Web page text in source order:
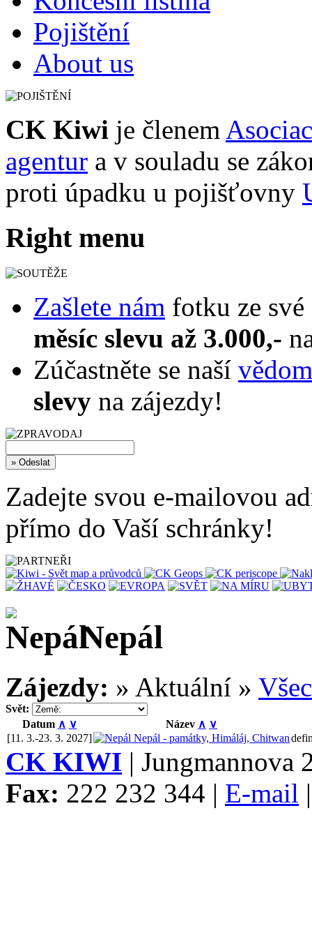
Pojištění
About us
CK Kiwi je členem
agentur a v souladu se
proti úpadku u pojišťovny
Right menu
Zašlete nám fotku ze
měsíc slevu až 3.000,-
Zúčastněte se naší
slevy na zájezdy!
Zadejte svou e-mailovou
přímo do Vaší schránky!
Nepál
Zájezdy: » Aktuální »
Svět:
Datum ∧ ∨ Název ∧ ∨
[11. 3.-23. 3. 2027]
Nepál - památky, Himáláj, Chitwan
CK KIWI | Jungmannova
Fax: 222 232 344 | E-mail